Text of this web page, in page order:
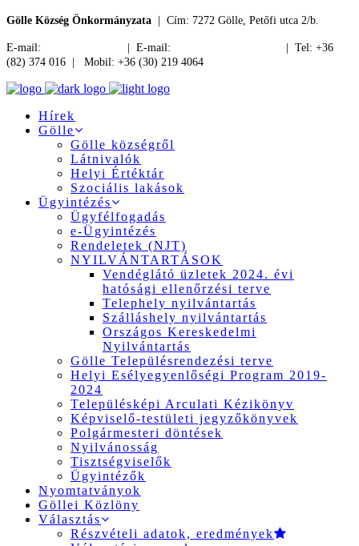
Gölle Község Önkormányzata | Cím: 7272 Gölle, Petőfi utca 2/b.
E-mail: | E-mail:
| Tel: +36
(82) 374 016 | Mobil: +36 (30) 219 4064
Hírek
Gölle
Gölle községről
Látnivalók
Helyi Értéktár
Szociális lakások
Ügyintézés
Ügyfélfogadás
e-Ügyintézés
Rendeletek (NJT)
NYILVÁNTARTÁSOK
Vendéglátó üzletek 2024. évi
hatósági ellenőrzési terve
Telephely nyilvántartás
Szálláshely nyilvántartás
Országos Kereskedelmi
Nyilvántartás
Gölle Településrendezési terve
Helyi Esélyegyenlőségi Program 2019-
2024
Településképi Arculati Kézikönyv
Képviselő-testületi jegyzőkönyvek
Polgármesteri döntések
Nyilvánosság
Tisztségviselők
Ügyintézők
Nyomtatványok
Göllei Közlöny
Választás
Részvételi adatok, eredmények